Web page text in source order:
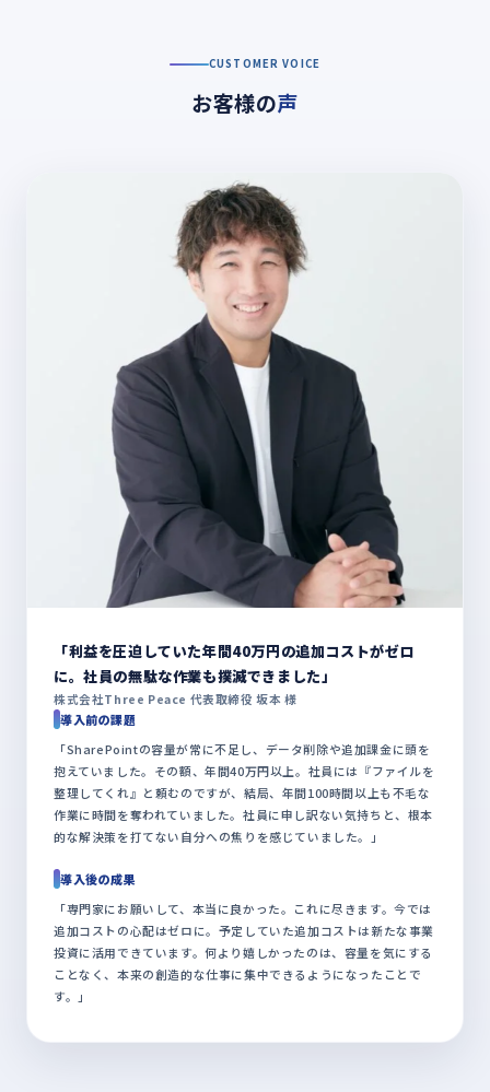
CUSTOMER VOICE
お客様の声
「利益を圧迫していた年間40万円の追加コストがゼロ
に。社員の無駄な作業も撲滅できました」
株式会社Three Peace 代表取締役 坂本 様
導入前の課題
「SharePointの容量が常に不足し、データ削除や追加課金に頭を
抱えていました。その額、年間40万円以上。社員には『ファイルを
整理してくれ』と頼むのですが、結局、年間100時間以上も不毛な
作業に時間を奪われていました。社員に申し訳ない気持ちと、根本
的な解決策を打てない自分への焦りを感じていました。」
導入後の成果
「専門家にお願いして、本当に良かった。これに尽きます。今では
追加コストの心配はゼロに。予定していた追加コストは新たな事業
投資に活用できています。何より嬉しかったのは、容量を気にする
ことなく、本来の創造的な仕事に集中できるようになったことで
す。」